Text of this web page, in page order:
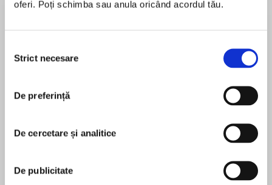
oferi. Poți schimba sau anula oricând acordul tău.
consimțământului
Strict necesare
De preferință
De cercetare și analitice
De publicitate
"I own your company. I own you."
the man she once thought of as family. Apollo
Savas has mercilessly destroyed her father's
Elle is determined to stop the stepbrother who
is both sensual fantasy and darkest enemy. But
their forbidden desire gives way to one illicit
changing consequence.
În acest moment nu există recenzii